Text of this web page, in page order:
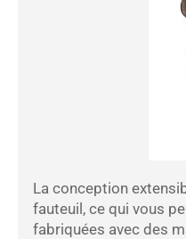
La conception
fauteuil, ce qui vous
fabriquées avec des